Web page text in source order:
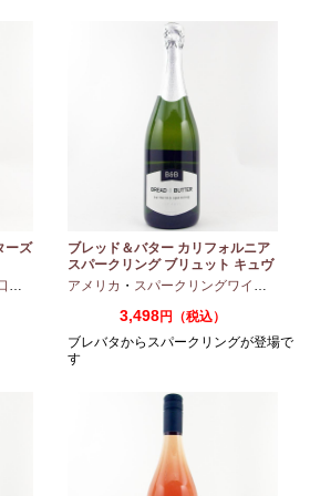
ーズ
ピノノワール
ブレッド＆バター カリフォルニア
スパークリング ブリュット キュヴ
ェ NV 750ml
アメリカ ・ スパークリングワイン
3,498円（税込）
ブレバタからスパークリングが登場で
す